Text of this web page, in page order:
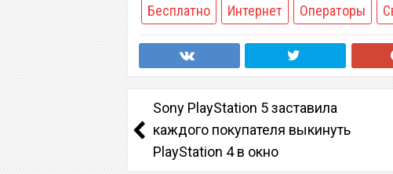
Бесплатно Интернет Операторы
Sony PlayStation 5 заставила
каждого покупателя выкинуть
PlayStation 4 в окно